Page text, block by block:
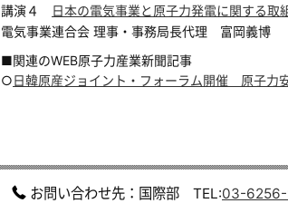
講演４
日本の電気事業と原子力発電に関する取
電気事業連合会 理事・事務局長代理 富岡義博
■関連のWEB原子力産業新聞記事
○日韓原産ジョイント・フォーラム開催 原子力
お問い合わせ先：国際部 TEL:03-